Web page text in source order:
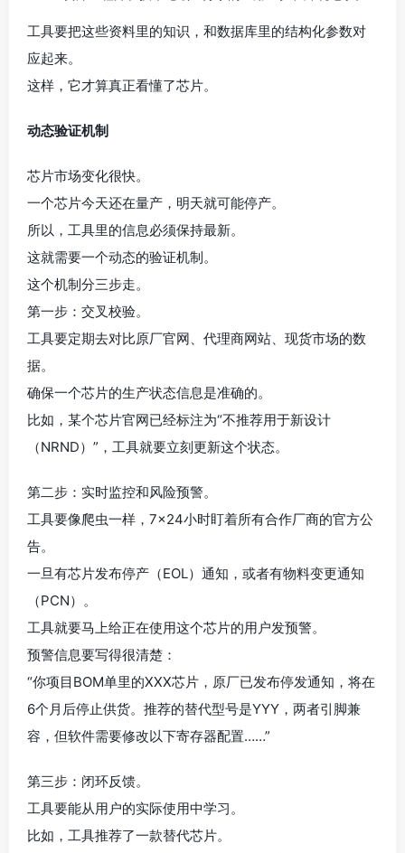
工具要把这些资料里的知识，和数据库里的结构化参数对
应起来。
这样，它才算真正看懂了芯片。
动态验证机制
芯片市场变化很快。
一个芯片今天还在量产，明天就可能停产。
所以，工具里的信息必须保持最新。
这就需要一个动态的验证机制。
这个机制分三步走。
第一步：交叉校验。
工具要定期去对比原厂官网、代理商网站、现货市场的数
据。
确保一个芯片的生产状态信息是准确的。
比如，某个芯片官网已经标注为“不推荐用于新设计
（NRND）”，工具就要立刻更新这个状态。
第二步：实时监控和风险预警。
工具要像爬虫一样，7×24小时盯着所有合作厂商的官方公
告。
一旦有芯片发布停产（EOL）通知，或者有物料变更通知
（PCN）。
工具就要马上给正在使用这个芯片的用户发预警。
预警信息要写得很清楚：
“你项目BOM单里的XXX芯片，原厂已发布停发通知，将在
6个月后停止供货。推荐的替代型号是YYY，两者引脚兼
容，但软件需要修改以下寄存器配置……”
第三步：闭环反馈。
工具要能从用户的实际使用中学习。
比如，工具推荐了一款替代芯片。